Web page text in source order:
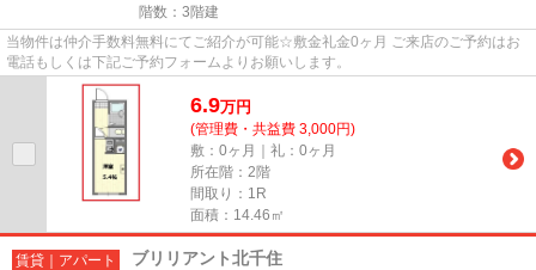
階数：3階建
当物件は仲介手数料無料にてご紹介が可能☆敷金礼金0ヶ月 ご来店のご予約はお
電話もしくは下記ご予約フォームよりお願いします。
6.9万円
(管理費・共益費 3,000円)
敷：0ヶ月｜礼：0ヶ月
所在階：2階
間取り：1R
面積：14.46㎡
賃貸｜アパート ブリリアント北千住